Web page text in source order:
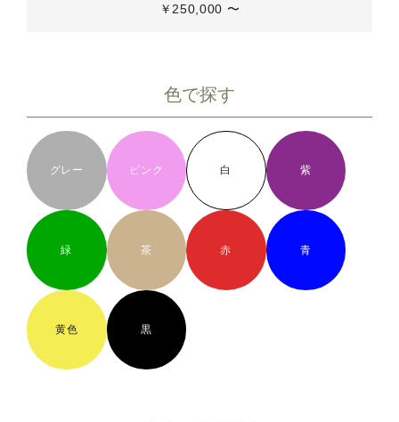
￥250,000 〜
色で探す
グレー ピンク 白 紫
緑 茶 赤 青
黄色 黒